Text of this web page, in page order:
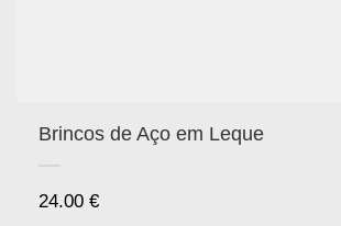
Brincos de Aço em Leque
24.00 €